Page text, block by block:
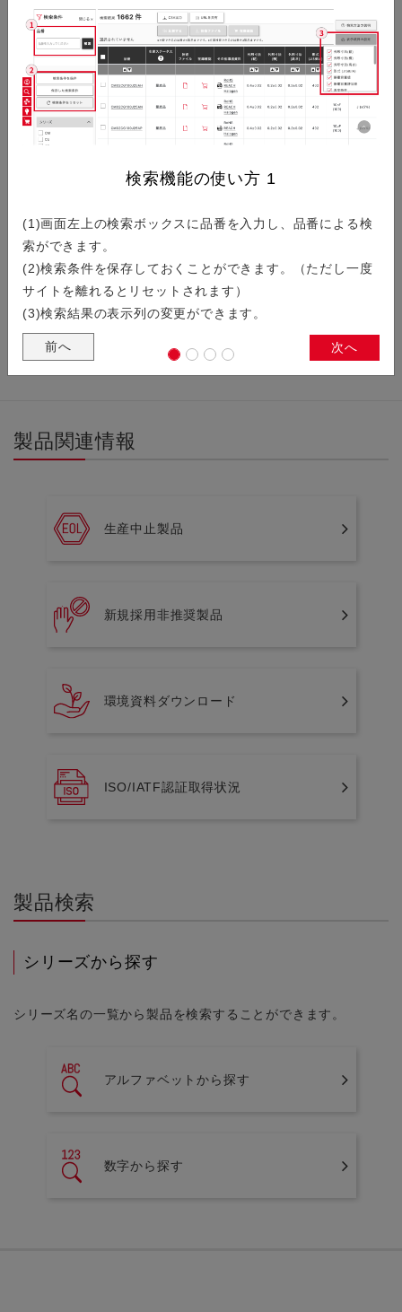
検索機能の使い方 1
(1)画面左上の検索ボックスに品番を入力し、品番による検
索ができます。
(2)検索条件を保存しておくことができます。（ただし一度
サイトを離れるとリセットされます）
(3)検索結果の表示列の変更ができます。
前へ 次へ
創造的で新しい価値を生み出していく両者の対談コンテンツで
す。全編英語で制作されていますが、動画音声は日本語です。
航空宇宙用電子部品のご紹介
ロケットや人工衛星等に搭載される航空宇宙用電子部品におい
ては、地上とは異なる過酷な環境下において、高信頼・長寿命
が要求されます。 KYOCERA AVXの航空宇宙向け電子部品…
製品関連情報
生産中止製品
新規採用非推奨製品
環境資料ダウンロード
ISO/IATF認証取得状況
製品検索
シリーズから探す
シリーズ名の一覧から製品を検索することができます。
アルファベットから探す
数字から探す